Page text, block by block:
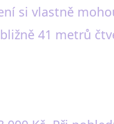
v
si vlastně
41 metrů